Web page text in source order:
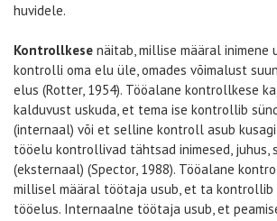
huvidele.
Kontrollkese näitab, millise määral inimene
kontrolli oma elu üle, omades võimalust
elus (Rotter, 1954). Tööalane kontrollkese
kalduvust uskuda, et tema ise kontrollib
(internaal) või et selline kontroll asub
tööelu kontrollivad tähtsad inimesed, juhus,
(eksternaal) (Spector, 1988). Tööalane
millisel määral töötaja usub, et ta kontrollib
tööelus. Internaalne töötaja usub, et